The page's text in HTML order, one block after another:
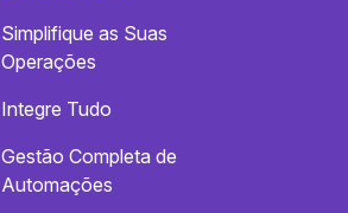
Simplifique as Suas
Operações
Integre Tudo
Gestão Completa de
Automações